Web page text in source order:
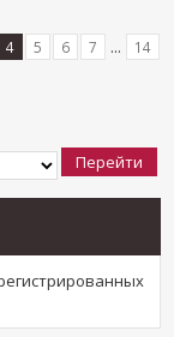
4 5 6 7 ... 14